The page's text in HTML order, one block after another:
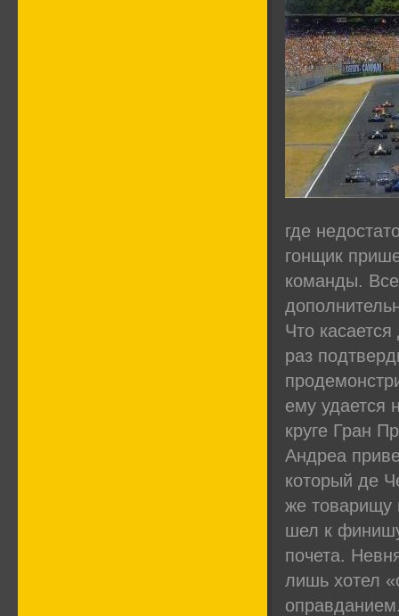
где
гонщик
команды.
Что
раз
ему удается
круге Гран
Андреа
который де
же товарищу
шел к
почета.
лишь хотел